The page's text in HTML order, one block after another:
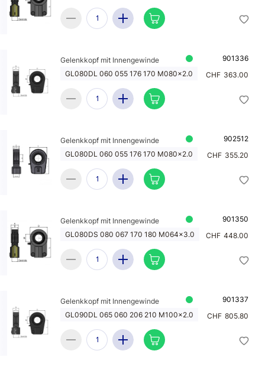
Gelenkkopf mit Innengewinde
901336
GL080DL 060 055 176 170 M080x2.0
CHF 363.00
Gelenkkopf mit Innengewinde
902512
GL080DL 060 055 176 170 M080x2.0
CHF 355.20
Gelenkkopf mit Innengewinde
901350
GL080DS 080 067 170 180 M064x3.0
CHF 448.00
Gelenkkopf mit Innengewinde
901337
GL090DL 065 060 206 210 M100x2.0
CHF 805.80